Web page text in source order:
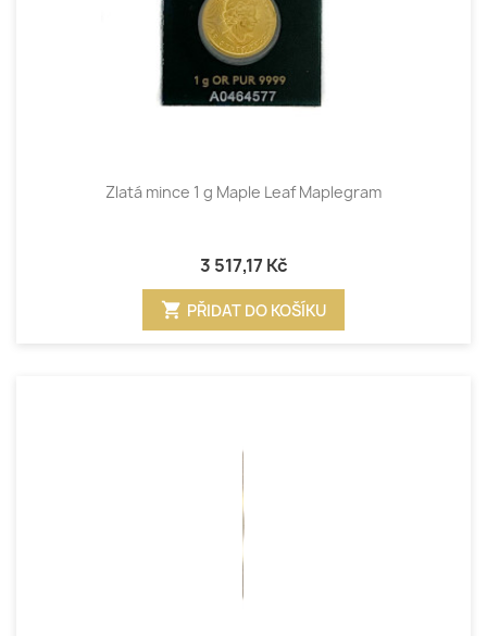
Zlatá mince 1 g Maple Leaf Maplegram
3 517,17 Kč
shopping_cart PŘIDAT DO KOŠÍKU